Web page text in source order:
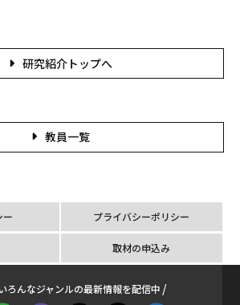
研究紹介トップへ
教員一覧
ー プライバシーポリシー
取材の申込み
ろんなジャンルの最新情報を配信中